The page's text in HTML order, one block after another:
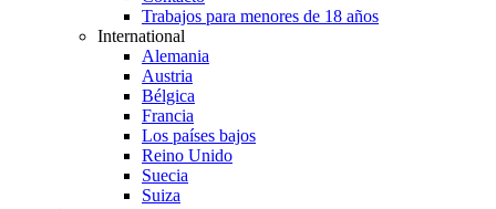
Trabajos para menores de 18 años
International
Alemania
Austria
Bélgica
Francia
Los países bajos
Reino Unido
Suecia
Suiza